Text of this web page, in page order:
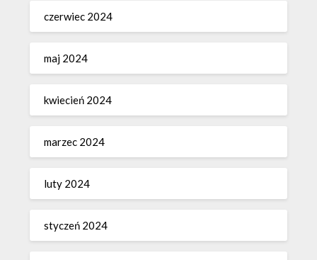
czerwiec 2024
maj 2024
kwiecień 2024
marzec 2024
luty 2024
styczeń 2024